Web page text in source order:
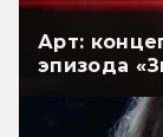
Арт:
эпизода